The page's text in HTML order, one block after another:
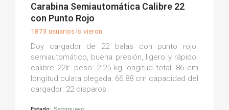
Carabina Semiautomática Calibre 22
con Punto Rojo
1873 usuarios lo vieron
Doy cargador de 22 balas con punto rojo.
semiautomático, buena presión, ligero y rápido.
calibre 22lr. peso: 2.25 kg longitud total: 86 cm
longitud culata plegada: 66.88 cm capacidad del
cargador: 22 disparos.